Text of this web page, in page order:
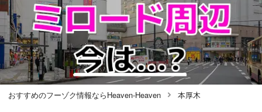
おすすめのフーゾク情報ならHeaven-Heaven 本厚木